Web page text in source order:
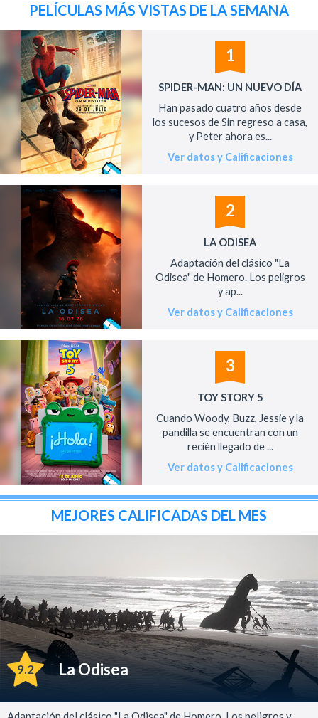
PELÍCULAS MÁS VISTAS DE LA SEMANA
1
SPIDER-MAN: UN NUEVO DÍA
Han pasado cuatro años desde
los sucesos de Sin regreso a casa,
y Peter ahora es...
Ver datos y Calificaciones
2
LA ODISEA
Adaptación del clásico "La
Odisea" de Homero. Los peligros
y ap...
Ver datos y Calificaciones
3
TOY STORY 5
Cuando Woody, Buzz, Jessie y la
pandilla se encuentran con un
recién llegado de ...
Ver datos y Calificaciones
MEJORES CALIFICADAS DEL MES
9.2 La Odisea